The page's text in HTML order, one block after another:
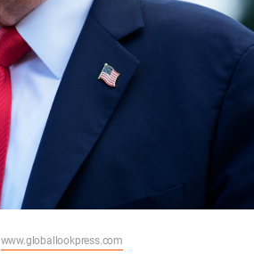
www.globallookpress.com